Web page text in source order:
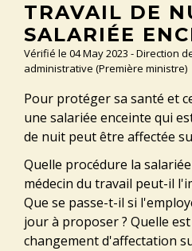
TRAVAIL DE
SALARIÉE
Vérifié le 04 May 2023 - Direction
administrative (Première ministre)
Pour protéger sa santé et
une salariée enceinte qui
de nuit peut être affectée
Quelle procédure la
médecin du travail peut-il
Que se passe-t-il si
jour à proposer ? Quelle
changement d'affectation